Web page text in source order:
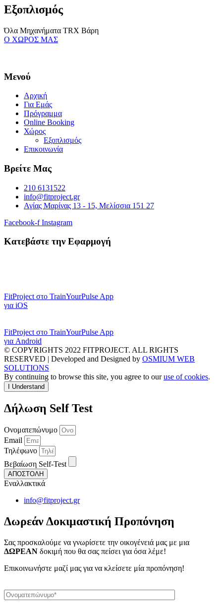
Εξοπλισμός
Όλα Μηχανήματα TRX Βάρη
O ΧΩΡΟΣ ΜΑΣ
Μενού
Αρχική
Για Εμάς
Πρόγραμμα
Online Booking
Χώρος
Εξοπλισμός
Επικοινωνία
Βρείτε Μας
210 6131522
info@fitproject.gr
Αγίας Μαρίνας 13 - 15, Μελίσσια 151 27
Facebook-f Instagram
Κατεβάστε την Εφαρμογή
FitProject στο TrainYourPulse App
για iOS
FitProject στο TrainYourPulse App
για Android
© COPYRIGHTS 2022 FITPROJECT. ALL RIGHTS
RESERVED | Developed and Designed by OSMIUM WEB
SOLUTIONS
By continuing to browse this site, you agree to ouruse of cookies.
I Understand
Δήλωση Self Test
Ονοματεπώνυμο
Email
Τηλέφωνο
Βεβαίωση Self-Test
ΑΠΟΣΤΟΛΗ
Εναλλακτικά
info@fitproject.gr
Δωρεάν Δοκιμαστική Προπόνηση
Σας προσκαλούμε να γνωρίσετε την οικογένειά μας με μια
ΔΩΡΕΑΝ δοκιμή που θα σας πείσει για όσα λέμε!
Επικοινωνήστε μαζί μας για να κλείσετε μία προπόνηση!